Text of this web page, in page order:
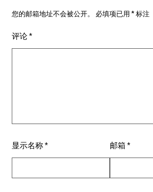
您的邮箱地址不会被公开。 必填项已用 *标注
评论*
显示名称* 邮箱 *